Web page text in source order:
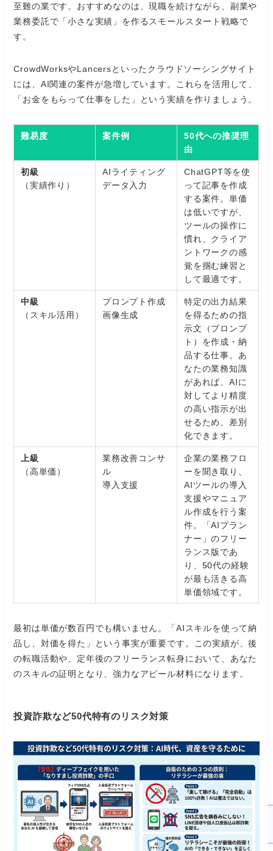
至難の業です。おすすめなのは、現職を続けながら、副業や
業務委託で「小さな実績」を作るスモールスタート戦略で
す。
CrowdWorksやLancersといったクラウドソーシングサイト
には、AI関連の案件が急増しています。これらを活用して、
「お金をもらって仕事をした」という実績を作りましょう。
難易度 案件例
50代への推奨理
由
初級
（実績作り）
AIライティング
データ入力
ChatGPT等を使
って記事を作成
する案件。単価
は低いですが、
ツールの操作に
慣れ、クライア
ントワークの感
覚を掴む練習と
して最適です。
中級
（スキル活用）
プロンプト作成
画像生成
特定の出力結果
を得るための指
示文（プロンプ
ト）を作成・納
品する仕事。あ
なたの業務知識
があれば、AIに
対してより精度
の高い指示が出
せるため、差別
化できます。
上級
（高単価）
業務改善コンサ
ル
導入支援
企業の業務フロ
ーを聞き取り、
AIツールの導入
支援やマニュア
ル作成を行う案
件。「AIプラン
ナー」のフリー
ランス版であ
り、50代の経験
が最も活きる高
単価領域です。
最初は単価が数百円でも構いません。「AIスキルを使って納
品し、対価を得た」という事実が重要です。この実績が、後
の転職活動や、定年後のフリーランス転身において、あなた
のスキルの証明となり、強力なアピール材料になります。
投資詐欺など50代特有のリスク対策